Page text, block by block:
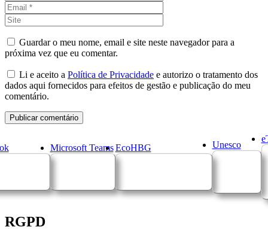
Guardar o meu nome, email e site neste navegador para a
próxima vez que eu comentar.
Li e aceito a Política de Privacidade e autorizo o tratamento dos
dados aqui fornecidos para efeitos de gestão e publicação do meu
comentário.
Microsoft Teams EcoHBG Unesco
RGPD